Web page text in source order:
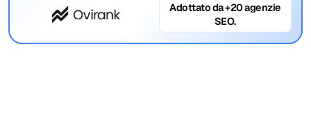
Adottato da +20 agenzie
SEO.